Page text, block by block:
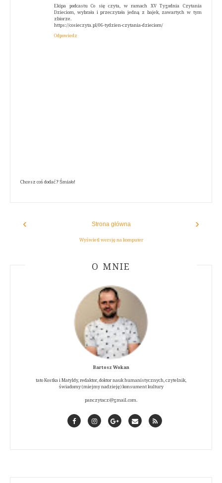
Ekipa podcastu Co się czyta, w ramach XV Tygodnia Czytania
Dzieciom, wybrała i przeczytała jedną z bajek, zawartych w tym
zbiorze.
https://cosieczyta.pl/06-tydzien-czytania-dzieciom/
Odpowiedz
Chcesz coś dodać? Śmiało!
‹ ›
Strona główna
Wyświetl wersję na komputer
ABOUT AUTHOR
O MNIE
Bartosz Wokan
tato Kostka i Matyldy, redaktor, doktor nauk humanistycznych, czytelnik,
świadomy (miejmy nadzieję) konsument kultury
panczytacz@gmail.com.
FacebookInstagramGooglePlus
ContactRSS